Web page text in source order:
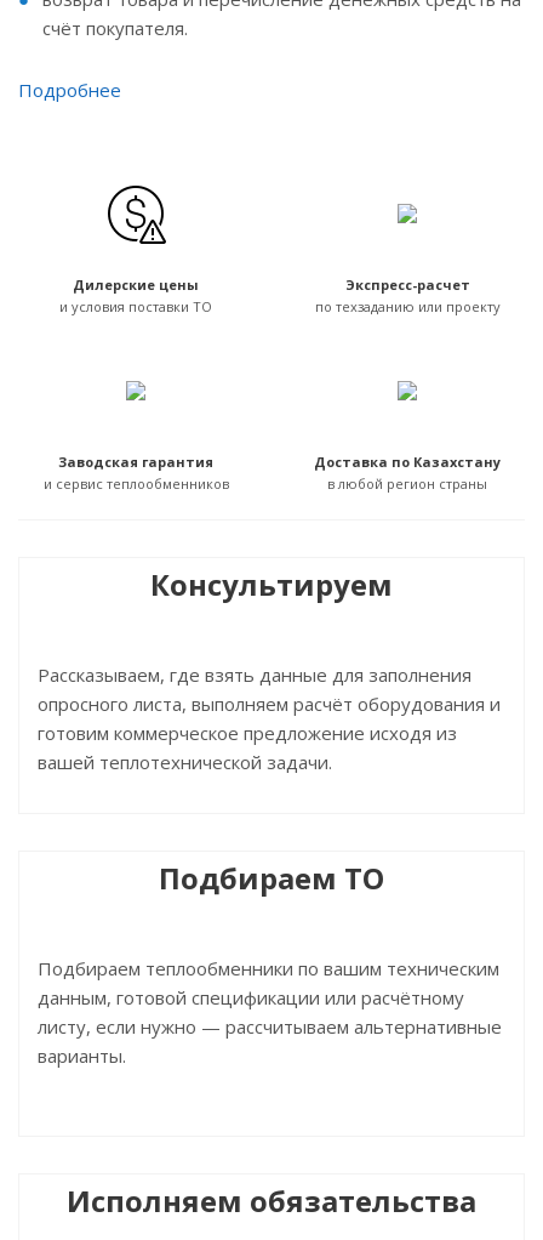
счёт покупателя.
Подробнее
Дилерские цены
и условия поставки ТО
Экспресс-расчет
по техзаданию или проекту
Заводская гарантия
и сервис теплообменников
Доставка по Казахстану
в любой регион страны
Консультируем
Рассказываем, где взять данные для заполнения
опросного листа, выполняем расчёт оборудования и
готовим коммерческое предложение исходя из
вашей теплотехнической задачи.
Подбираем ТО
Подбираем теплообменники по вашим техническим
данным, готовой спецификации или расчётному
листу, если нужно — рассчитываем альтернативные
варианты.
Исполняем обязательства